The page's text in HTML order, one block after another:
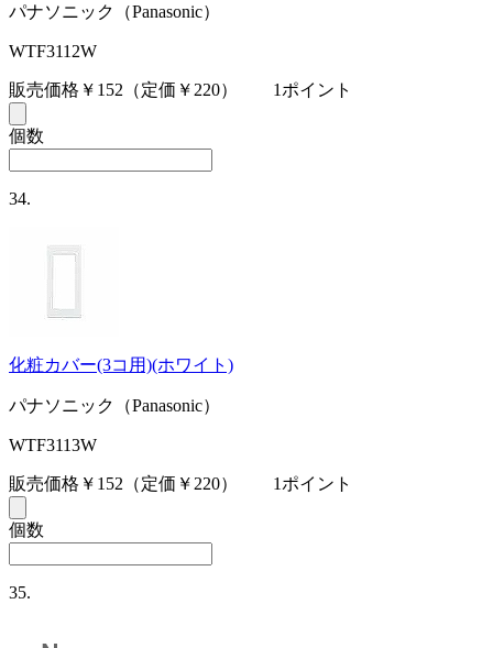
パナソニック（Panasonic）
WTF3112W
販売価格￥152 （定価￥220） 1ポイント
個数
34.
化粧カバー(3コ用)(ホワイト)
パナソニック（Panasonic）
WTF3113W
販売価格￥152 （定価￥220） 1ポイント
個数
35.